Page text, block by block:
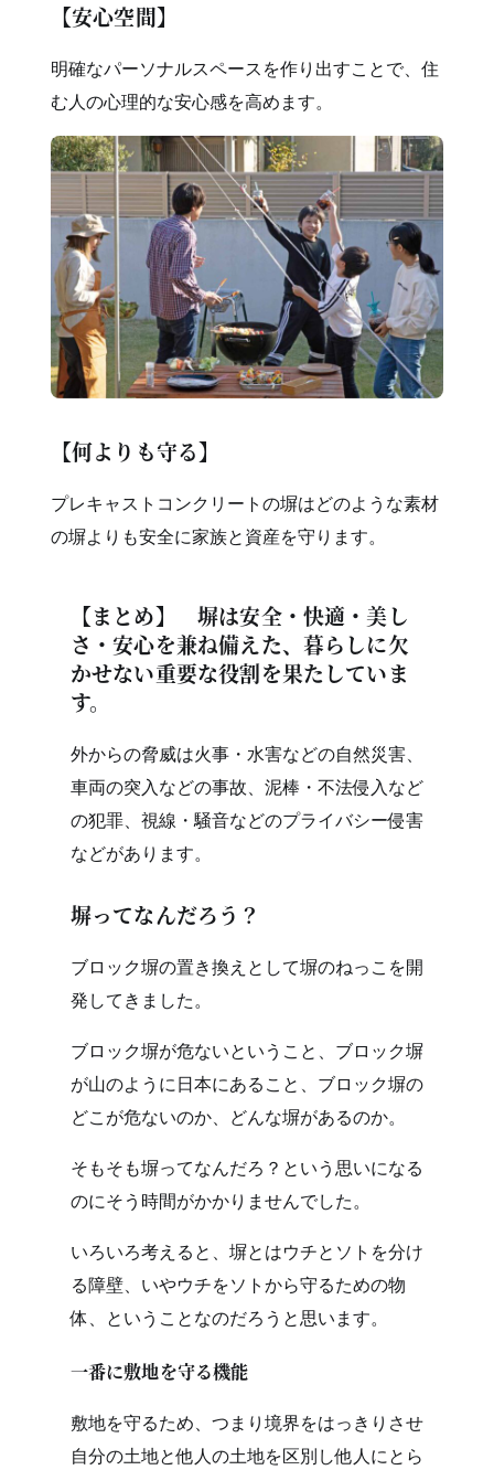
【安心空間】
明確なパーソナルスペースを作り出すことで、住
む人の心理的な安心感を高めます。
【何よりも守る】
プレキャストコンクリートの塀はどのような素材
の塀よりも安全に家族と資産を守ります。
【まとめ】 塀は安全・快適・美し
さ・安心を兼ね備えた、暮らしに欠
かせない重要な役割を果たしていま
す。
外からの脅威は火事・水害などの自然災害、
車両の突入などの事故、泥棒・不法侵入など
の犯罪、視線・騒音などのプライバシー侵害
などがあります。
塀ってなんだろう？
ブロック塀の置き換えとして塀のねっこを開
発してきました。
ブロック塀が危ないということ、ブロック塀
が山のように日本にあること、ブロック塀の
どこが危ないのか、どんな塀があるのか。
そもそも塀ってなんだろ？という思いになる
のにそう時間がかかりませんでした。
いろいろ考えると、塀とはウチとソトを分け
る障壁、いやウチをソトから守るための物
体、ということなのだろうと思います。
一番に敷地を守る機能
敷地を守るため、つまり境界をはっきりさせ
自分の土地と他人の土地を区別し他人にとら